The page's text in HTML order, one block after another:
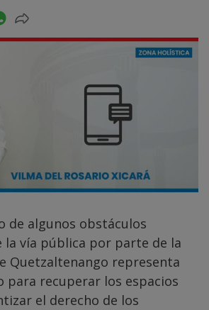
de algunos obstáculos
la vía pública por parte de la
Quetzaltenango representa
para recuperar los espacios
el derecho de los